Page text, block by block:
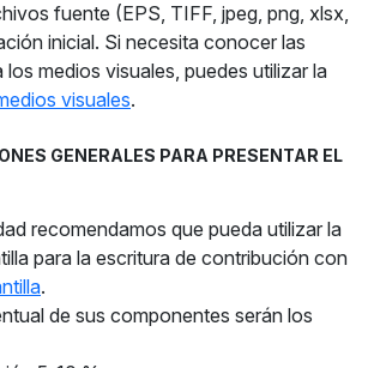
fuente (EPS, TIFF, jpeg, png, xlsx,
inicial. Si necesita conocer las
medios visuales, puedes utilizar la
visuales.
GENERALES PARA PRESENTAR EL
recomendamos que pueda utilizar la
para la escritura de contribución con
.
de sus componentes serán los